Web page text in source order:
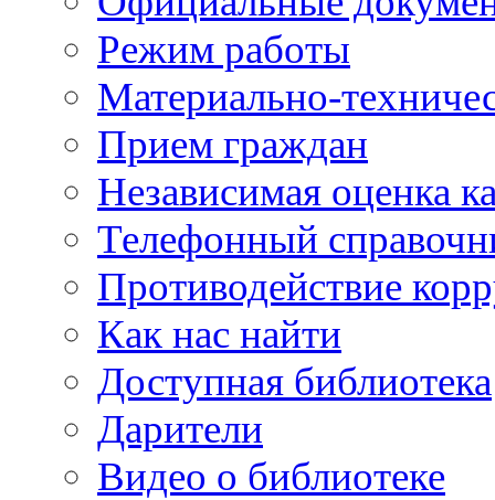
Режим работы
Материально-
Прием граждан
Независимая оценка
Телефонный
Противодействие
Как нас найти
Доступная библиотека
Дарители
Видео о библиотеке